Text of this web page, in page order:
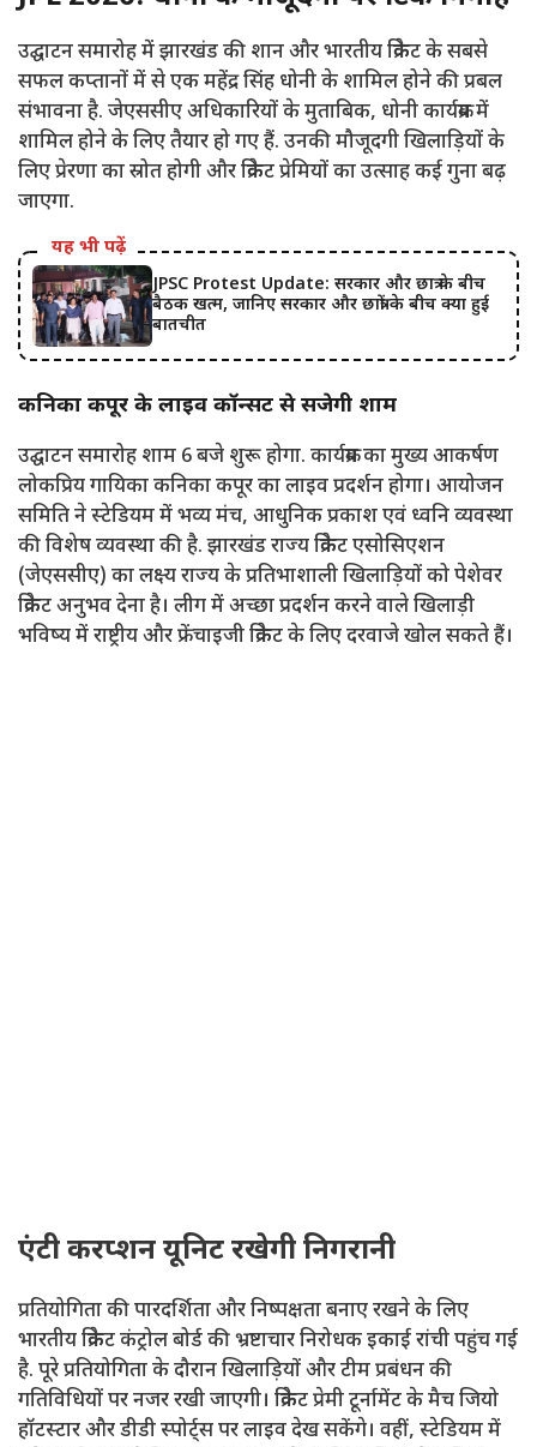
उद्घाटन समारोह में झारखंड की शान और भारतीय क्रिकेट के सबसे
सफल कप्तानों में से एक महेंद्र सिंह धोनी के शामिल होने की प्रबल
संभावना है. जेएससीए अधिकारियों के मुताबिक, धोनी कार्यक्रम में
शामिल होने के लिए तैयार हो गए हैं. उनकी मौजूदगी खिलाड़ियों के
लिए प्रेरणा का स्रोत होगी और क्रिकेट प्रेमियों का उत्साह कई गुना बढ़
जाएगा.
यह भी पढ़ें
JPSC Protest Update: सरकार और छात्र के बीच
बैठक खत्म, जानिए सरकार और छात्रों के बीच क्या हुई
बातचीत
कनिका कपूर के लाइव कॉन्सर्ट से सजेगी शाम
उद्घाटन समारोह शाम 6 बजे शुरू होगा. कार्यक्रम का मुख्य आकर्षण
लोकप्रिय गायिका कनिका कपूर का लाइव प्रदर्शन होगा। आयोजन
समिति ने स्टेडियम में भव्य मंच, आधुनिक प्रकाश एवं ध्वनि व्यवस्था
की विशेष व्यवस्था की है. झारखंड राज्य क्रिकेट एसोसिएशन
(जेएससीए) का लक्ष्य राज्य के प्रतिभाशाली खिलाड़ियों को पेशेवर
क्रिकेट अनुभव देना है। लीग में अच्छा प्रदर्शन करने वाले खिलाड़ी
भविष्य में राष्ट्रीय और फ्रेंचाइजी क्रिकेट के लिए दरवाजे खोल सकते हैं।
एंटी करप्शन यूनिट रखेगी निगरानी
प्रतियोगिता की पारदर्शिता और निष्पक्षता बनाए रखने के लिए
भारतीय क्रिकेट कंट्रोल बोर्ड की भ्रष्टाचार निरोधक इकाई रांची पहुंच गई
है. पूरे प्रतियोगिता के दौरान खिलाड़ियों और टीम प्रबंधन की
गतिविधियों पर नजर रखी जाएगी। क्रिकेट प्रेमी टूर्नामेंट के मैच जियो
हॉटस्टार और डीडी स्पोर्ट्स पर लाइव देख सकेंगे। वहीं, स्टेडियम में